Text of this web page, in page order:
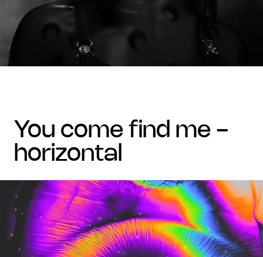
you come find me -
horizontal